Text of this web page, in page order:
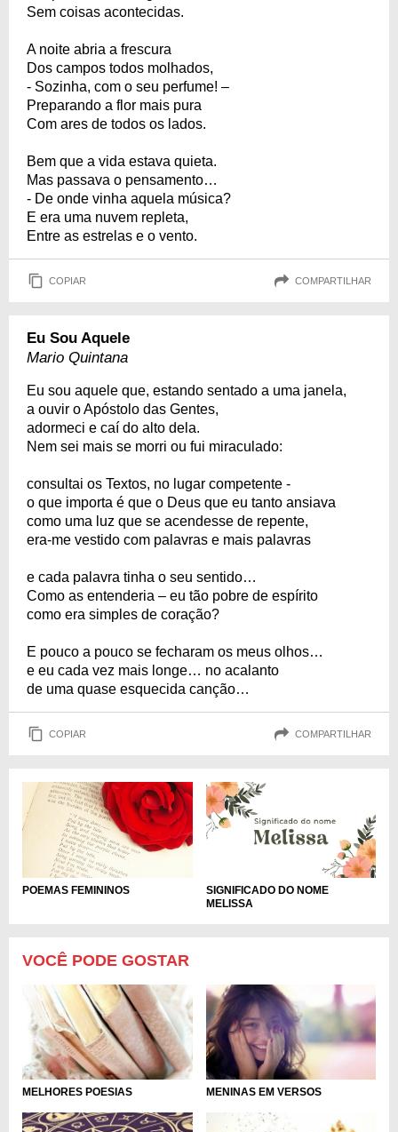
Sem coisas acontecidas.
A noite abria a frescura
Dos campos todos molhados,
- Sozinha, com o seu perfume! –
Preparando a flor mais pura
Com ares de todos os lados.
Bem que a vida estava quieta.
Mas passava o pensamento…
- De onde vinha aquela música?
E era uma nuvem repleta,
Entre as estrelas e o vento.
COPIAR COMPARTILHAR
Eu Sou Aquele
Mario Quintana
Eu sou aquele que, estando sentado a uma janela,
a ouvir o Apóstolo das Gentes,
adormeci e caí do alto dela.
Nem sei mais se morri ou fui miraculado:
consultai os Textos, no lugar competente -
o que importa é que o Deus que eu tanto ansiava
como uma luz que se acendesse de repente,
era-me vestido com palavras e mais palavras
e cada palavra tinha o seu sentido…
Como as entenderia – eu tão pobre de espírito
como era simples de coração?
E pouco a pouco se fecharam os meus olhos…
e eu cada vez mais longe… no acalanto
de uma quase esquecida canção…
COPIAR COMPARTILHAR
POEMAS FEMININOS
SIGNIFICADO DO NOME
MELISSA
VOCÊ PODE GOSTAR
MELHORES POESIAS MENINAS EM VERSOS